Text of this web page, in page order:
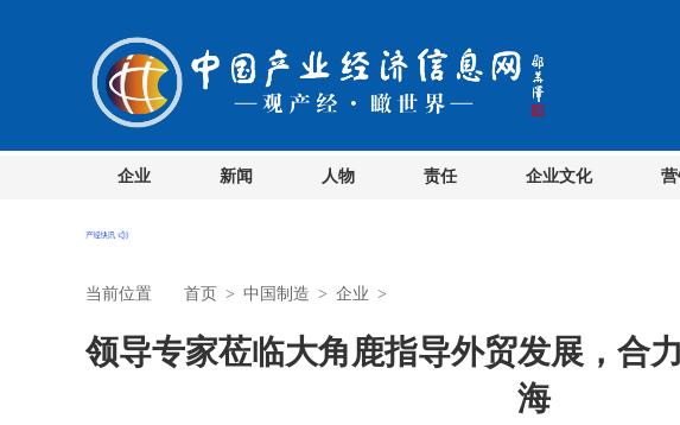
企业 新闻 人物 责任 企业文化
当前位置 首页 > 中国制造 > 企业 >
领导专家莅临大角鹿指导外贸发展，合
海